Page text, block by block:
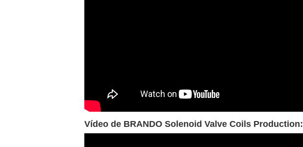
Vídeo de BRANDO Solenoid Valve Coils Production: